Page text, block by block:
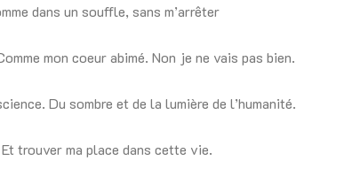
dans un souffle, sans m’arrêter
mon coeur abimé. Non je ne vais pas bien.
Du sombre et de la lumière de l’humanité.
trouver ma place dans cette vie.